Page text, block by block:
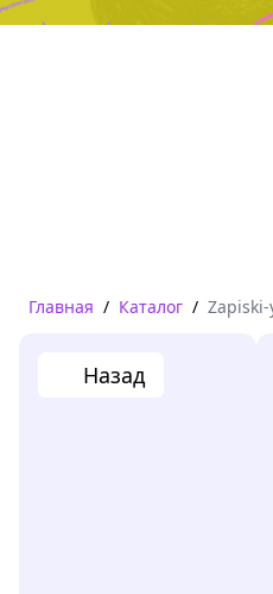
Главная / Каталог /
Назад